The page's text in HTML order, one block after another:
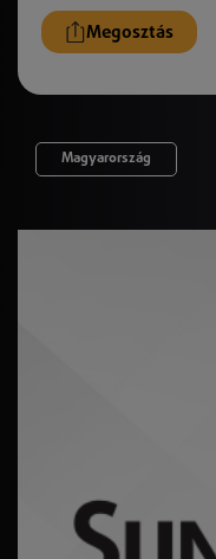
Megosztás
Magyarország